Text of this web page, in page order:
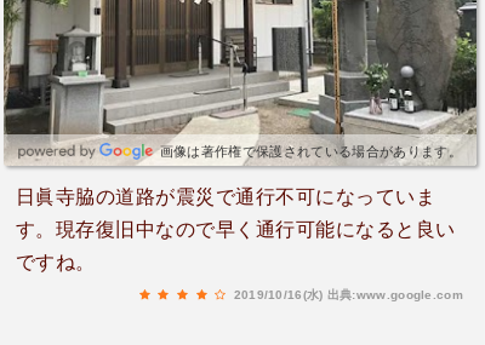
画像は著作権で保護されている場合があります。
日眞寺脇の道路が震災で通行不可になっていま
す。現存復旧中なので早く通行可能になると良い
ですね。
2019/10/16(水) 出典:www.google.com